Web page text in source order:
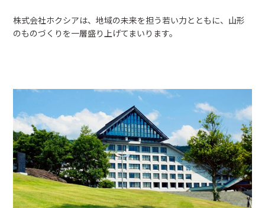
株式会社ホクシアは、地域の未来を担う若い力とともに、山形
のものづくりを一層盛り上げてまいります。